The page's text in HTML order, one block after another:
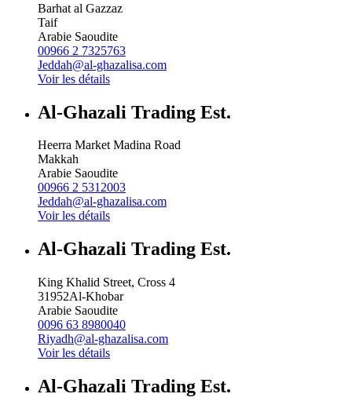
Barhat al Gazzaz
Taif
Arabie Saoudite
00966 2 7325763
Jeddah@al-ghazalisa.com
Voir les détails
Al-Ghazali Trading Est.
Heerra Market Madina Road
Makkah
Arabie Saoudite
00966 2 5312003
Jeddah@al-ghazalisa.com
Voir les détails
Al-Ghazali Trading Est.
King Khalid Street, Cross 4
31952Al-Khobar
Arabie Saoudite
0096 63 8980040
Riyadh@al-ghazalisa.com
Voir les détails
Al-Ghazali Trading Est.